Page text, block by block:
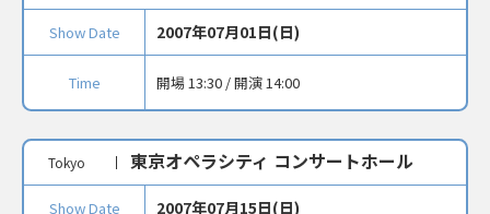
Show Date 2007年07月01日(日)
Time 開場 13:30 / 開演 14:00
Tokyo 東京オペラシティ コンサートホール
Show Date 2007年07月15日(日)